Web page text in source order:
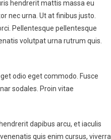
hendrerit mattis massa eu
nec urna. Ut at finibus justo.
Pellentesque pellentesque
volutpat urna rutrum quis.
odio eget commodo. Fusce
sodales. Proin vitae
dapibus arcu, et iaculis
quis enim cursus, viverra